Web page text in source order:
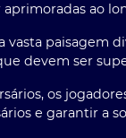
ao
vasta paisagem
devem ser
os
e garantir a